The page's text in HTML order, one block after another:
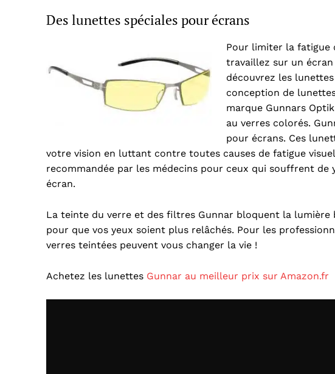
Des lunettes spéciales pour écrans
Pour limiter la fatigue
travaillez sur un écran
découvrez les
conception de
marque Gunnars
au verres colorés.
pour écrans. Ces
votre vision en luttant contre toutes causes de fatigue
recommandée par les médecins pour ceux qui souffrent
écran.
La teinte du verre et des filtres Gunnar bloquent la
pour que vos yeux soient plus relâchés. Pour les
verres teintées peuvent vous changer la vie !
Achetez les lunettes Gunnar au meilleur prix sur Amazon.fr